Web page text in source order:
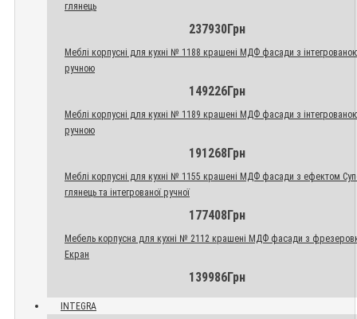
глянець
237930Грн
Меблі корпусні для кухні № 1188 крашені МДФ фасади з
ручною
149226Грн
Меблі корпусні для кухні № 1189 крашені МДФ фасади з
ручною
191268Грн
Меблі корпусні для кухні № 1155 крашені МДФ фасади з ефектом
глянець та інтегрованої ручної
177408Грн
Мебель корпусна для кухні № 2112 крашені МДФ фасади з
Екран
139986Грн
INTEGRA